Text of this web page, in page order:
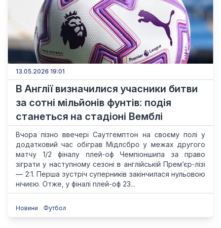
13.05.2026 19:01
В Англії визначилися учасники битви
за сотні мільйонів фунтів: подія
станеться на стадіоні Вемблі
Вчора пізно ввечері Саутгемптон на своєму полі у
додатковий час обіграв Мідлсбро у межах другого
матчу 1/2 фіналу плей-оф Чемпіоншипа за право
зіграти у наступному сезоні в англійській Прем’єр-лізі
— 2:1. Перша зустріч суперників закінчилася нульовою
нічиєю. Отже, у фіналі плей-оф 23...
Новини Футбол